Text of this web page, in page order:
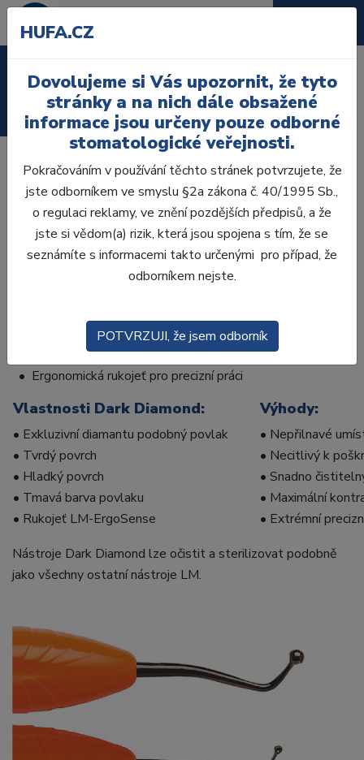
Ordinace
Nástroje LM-ErgoSense Dark Diamond s nepřilnavou
povrchovou úpravou umožňují snadné umisťování a
konturování kompozitních pryskyřic. Diamantu podobný
povrch zmenšuje přilnavost a umožňuje příjemnou a precizní
modelaci.
• Snadno se čistí
• Kontrastní s výplní a bez odlesků
• Ergonomická rukojeť pro precizní práci
Vlastnosti Dark Diamond:
• Exkluzivní diamantu podobný povlak
• Tvrdý povrch
• Hladký povrch
• Tmavá barva povlaku
• Rukojeť LM-ErgoSense
Výhody:
• Nepřilnavé
• Necitlivý k
• Snadno
• Maximální
• Extrémní
Nástroje Dark Diamond lze očistit a sterilizovat podobně
jako všechny ostatní nástroje LM.
HUFA.CZ
Dovolujeme si Vás upozornit, že tyto
stránky a na nich dále obsažené
informace jsou určeny pouze odborné
stomatologické veřejnosti.
Pokračováním v používání těchto stránek potvrzujete, že
jste odborníkem ve smyslu §2a zákona č. 40/1995 Sb.,
o regulaci reklamy, ve znění pozdějších předpisů, a že
jste si vědom(a) rizik, která jsou spojena s tím, že se
seznámíte s informacemi takto určenými pro případ, že
odborníkem nejste.
POTVRZUJI, že jsem odborník